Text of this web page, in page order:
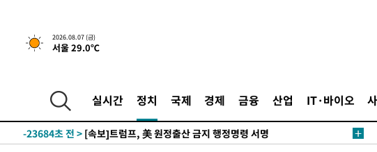
2026.08.07 (금)
서울 29.0℃
실시간 정치 국제 경제 금융 산업 IT·바이오
-21404초 전 >[속보] 뉴욕증시, 일제 하락 마감…나스닥 0.06%↓
-26818초 전 >
이란, 호르무즈서 "적국 목표물들"과 대치로 남부 케슘섬에서 두차
례 큰 폭발음
-25533초 전 >
발효
-23684초 전 > [속보]트럼프, 美 원정출산 금지 행정명령 서명